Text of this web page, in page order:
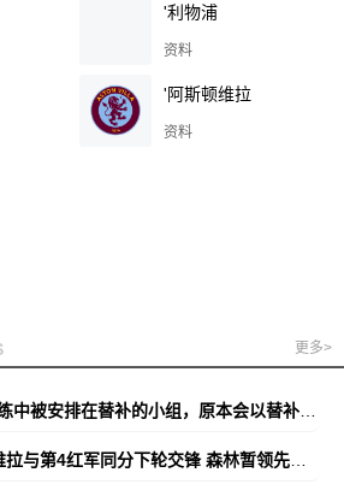
'利物浦
资料
'阿斯顿维拉
资料
更多>
被安排在替补的小组，原本会以替补出战巴萨
第4红军同分下轮交锋 森林暂领先降级区7分